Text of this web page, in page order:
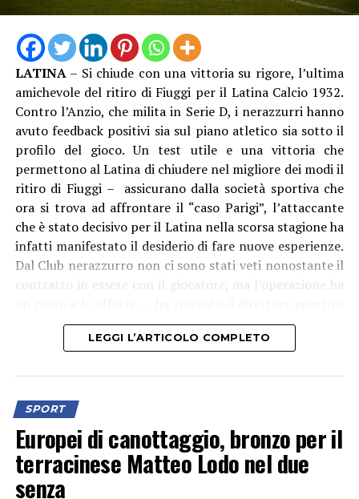
grandi eventi e di proiettarsi con entusiasmo verso i
“La consegna della Torcia Olimpica – aggiunge
l’assessore allo Sport Andrea Chiarato – rappresenta il
durato mesi, che ha visto il contributo appassionato e
fondamentale di centinaia di persone: dagli uffici
ricordo di quella giornata straordinaria: 38 tedofori che,
con emozione e orgoglio, hanno scortato il fuoco sacro
lungo il percorso partito da via Don Torello,
attraversando il Parco Falcone e Borsellino, fino
all’accensione del braciere olimpico allestito in piazza
LATINA– Si chiude con una vittoria su rigore, l’ultima
amichevole del ritiro di Fiuggi per il Latina Calcio 1932.
Contro l’Anzio, che milita in Serie D, i nerazzurri hanno
avuto feedback positivi sia sul piano atletico sia sotto il
profilo del gioco. Un test utile e una vittoria che
permettono al Latina di chiudere nel migliore dei modi il
ritiro di Fiuggi – assicurano dalla società sportiva che
ora si trova ad affrontare il “caso Parigi”, l’attaccante
che è stato decisivo per il Latina nella scorsa stagione ha
infatti manifestato il desiderio di fare nuove esperienze.
Dal Club nerazzurro non ci sono stati veti nonostante il
contratto in essere con il giocatore, ma l’operazione ha
Condò – dovranno arrivare entro il 15 agosto.
LEGGI L’ARTICOLO COMPLETO
SPORT
Europei di canottaggio, bronzo per il
terracinese Matteo Lodo nel due
senza